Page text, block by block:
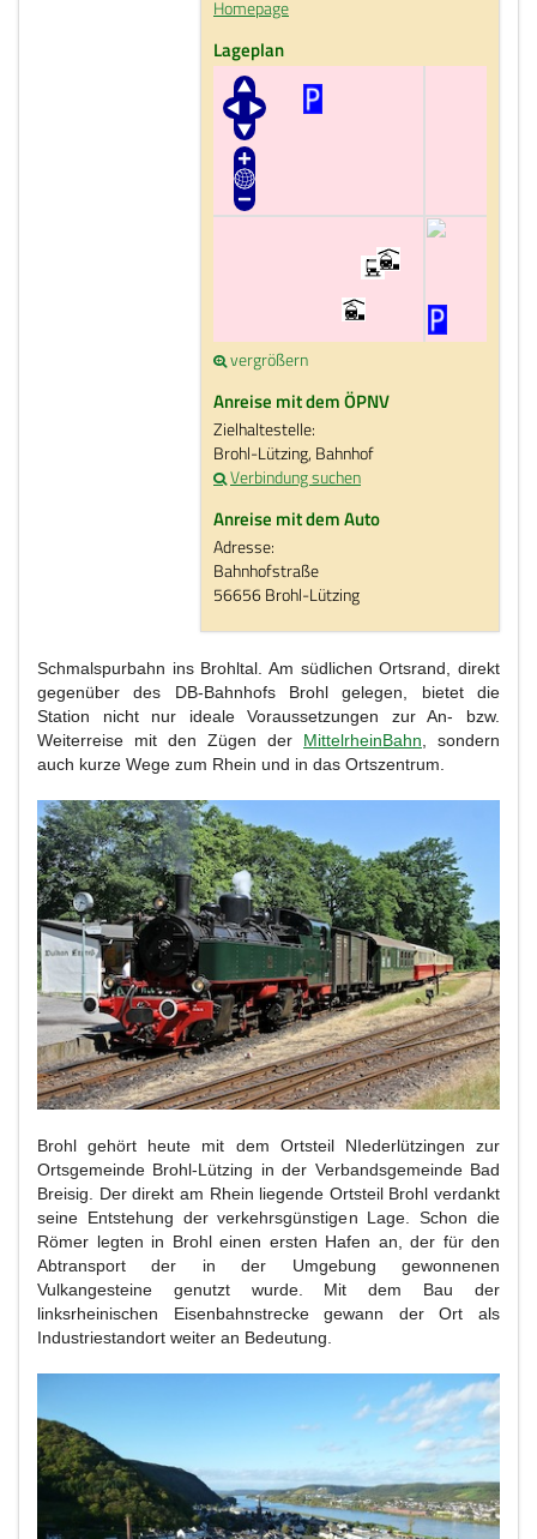
Homepage
Lageplan
vergrößern
Anreise mit dem ÖPNV
Zielhaltestelle:
Brohl-Lützing, Bahnhof
Verbindung suchen
Anreise mit dem Auto
Adresse:
Bahnhofstraße
56656 Brohl-Lützing
Schmalspurbahn ins Brohltal. Am südlichen Ortsrand, direkt
gegenüber des DB-Bahnhofs Brohl gelegen, bietet die
Station nicht nur ideale Voraussetzungen zur An- bzw.
Weiterreise mit den Zügen der MittelrheinBahn , sondern
auch kurze Wege zum Rhein und in das Ortszentrum.
Brohl gehört heute mit dem Ortsteil NIederlützingen zur
Ortsgemeinde Brohl-Lützing in der Verbandsgemeinde Bad
Breisig. Der direkt am Rhein liegende Ortsteil Brohl verdankt
seine Entstehung der verkehrsgünstigen Lage. Schon die
Römer legten in Brohl einen ersten Hafen an, der für den
Abtransport der in der Umgebung gewonnenen
Vulkangesteine genutzt wurde. Mit dem Bau der
linksrheinischen Eisenbahnstrecke gewann der Ort als
Industriestandort weiter an Bedeutung.